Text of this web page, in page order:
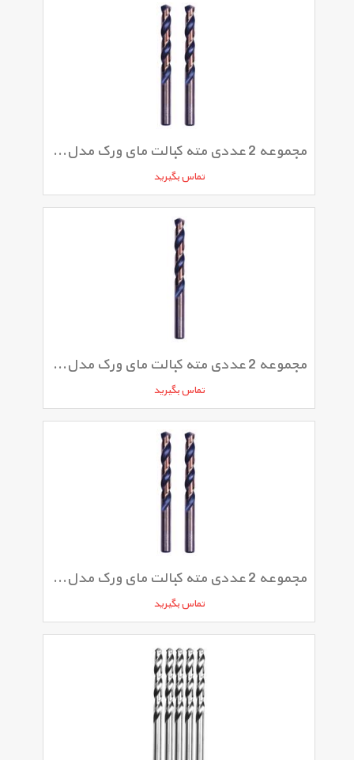
مجموعه 2 عددی مته کبالت مای ورک مدل 115MW
تماس بگیرید
مجموعه 2 عددی مته کبالت مای ورک مدل 011MW
تماس بگیرید
مجموعه 2 عددی مته کبالت مای ورک مدل 105MW
تماس بگیرید